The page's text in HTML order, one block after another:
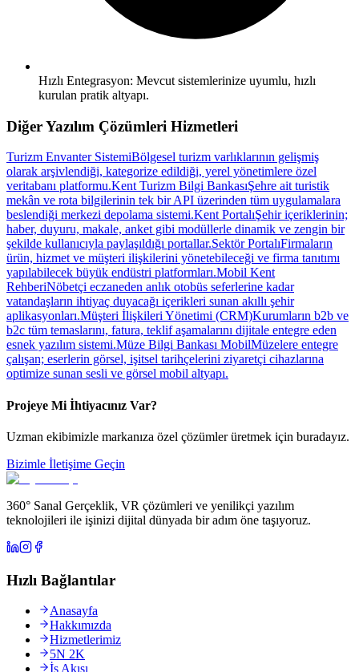
Hızlı Entegrasyon: Mevcut sistemlerinize uyumlu, hızlı
kurulan pratik altyapı.
DiğerYazılım Çözümleri Hizmetleri
Turizm Envanter SistemiBölgesel turizm varlıklarının gelişmiş
olarak arşivlendiği, kategorize edildiği, yerel yönetimlere özel
veritabanı platformu.Kent Turizm Bilgi BankasıŞehre ait turistik
mekân ve rota bilgilerinin tek bir API üzerinden tüm uygulamalara
beslendiği merkezi depolama sistemi.Kent PortalıŞehir içeriklerinin;
haber, duyuru, makale, anket gibi modüllerle dinamik ve zengin bir
şekilde kullanıcıyla paylaşıldığı portallar.Sektör PortalıFirmaların
ürün, hizmet ve müşteri ilişkilerini yönetebileceği ve firma tanıtımı
yapılabilecek büyük endüstri platformları.Mobil Kent
RehberiNöbetçi eczaneden anlık otobüs seferlerine kadar
vatandaşların ihtiyaç duyacağı içerikleri sunan akıllı şehir
aplikasyonları.Müşteri İlişkileri Yönetimi (CRM)Kurumların b2b ve
b2c tüm temaslarını, fatura, teklif aşamalarını dijitale entegre eden
esnek yazılım sistemi.Müze Bilgi Bankası MobilMüzelere entegre
çalışan; eserlerin görsel, işitsel tarihçelerini ziyaretçi cihazlarına
optimize sunan sesli ve görsel mobil altyapı.
Projeye Mi İhtiyacınız Var?
Uzman ekibimizle markanıza özel çözümler üretmek için buradayız.
Bizimle İletişime Geçin
360° Sanal Gerçeklik, VR çözümleri ve yenilikçi yazılım
teknolojileri ile işinizi dijital dünyada bir adım öne taşıyoruz.
Hızlı Bağlantılar
Anasayfa
Hakkımızda
Hizmetlerimiz
5N 2K
İş Akışı